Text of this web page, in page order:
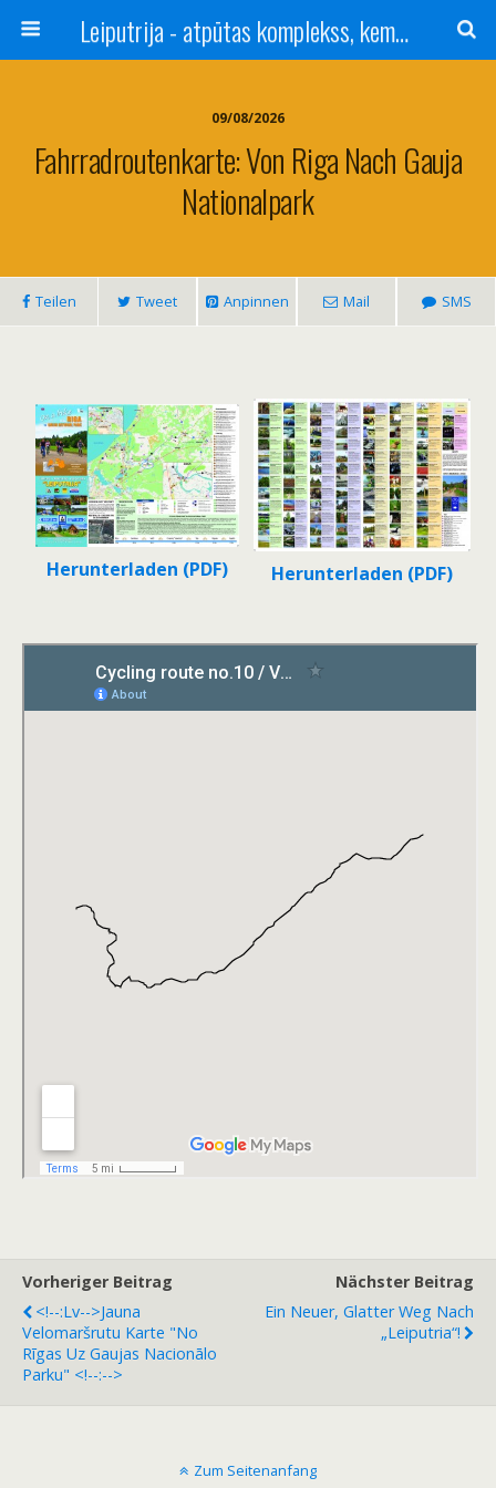
Leiputrija - atpūtas komplekss, kempings, viesu nams pie Rīgas / Camping, caravan site, bed and breakfast near Riga / Camping, caravanas, bungalows Letonia / Campingplatz, Caravanpark, Zimmer in Lettland / Kемпинг и гостевой дом к Риги
09/08/2026
Fahrradroutenkarte: Von Riga Nach Gauja
Nationalpark
Teilen Tweet Anpinnen Mail SMS
Herunterladen (PDF) Herunterladen (PDF)
Vorheriger Beitrag
<!--:lv-->Jauna
Velomaršrutu Karte "No
Rīgas Uz Gaujas Nacionālo
Parku" <!--:-->
Nächster Beitrag
Ein Neuer, Glatter Weg Nach
„Leiputria“!
Zum Seitenanfang